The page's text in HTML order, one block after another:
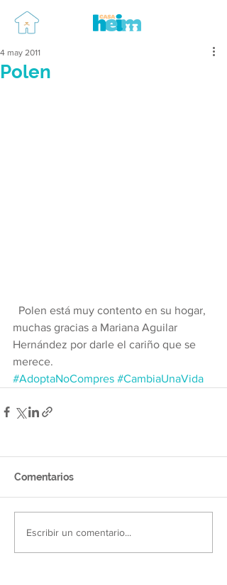
Polen
4 may 2011
muchas gracias a Mariana Aguilar
Hernández por darle el cariño que se
merece.
#AdoptaNoCompres #CambiaUnaVida
Comentarios
Escribir un comentario...